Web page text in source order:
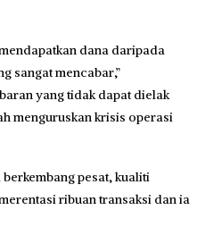
dana daripada
sangat mencabar,”
yang tidak dapat dielak
menguruskan krisis operasi
pesat, kualiti
ribuan transaksi dan ia